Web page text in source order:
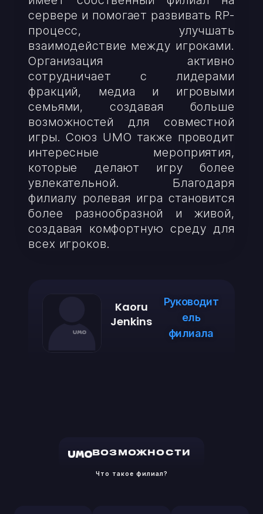
сервере и помогает развивать RP-
процесс, улучшать
взаимодействие между игроками.
Организация активно
сотрудничает с лидерами
фракций, медиа и игровыми
семьями, создавая больше
возможностей для совместной
игры. Союз UMO также проводит
интересные мероприятия,
которые делают игру более
увлекательной. Благодаря
филиалу ролевая игра становится
более разнообразной и живой,
создавая комфортную среду для
всех игроков.
Kaoru
Jenkins
Руководит
ель
филиала
ВОЗМОЖНОСТИ
Что такое филиал?